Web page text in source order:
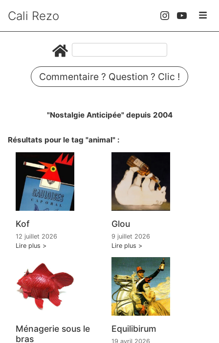
Cali Rezo
Commentaire ? Question ? Clic !
"Nostalgie Anticipée" depuis 2004
Résultats pour le tag "animal" :
Kof
12 juillet 2026
Lire plus
Glou
9 juillet 2026
Lire plus
Ménagerie sous le
bras
Equilibirum
19 avril 2026